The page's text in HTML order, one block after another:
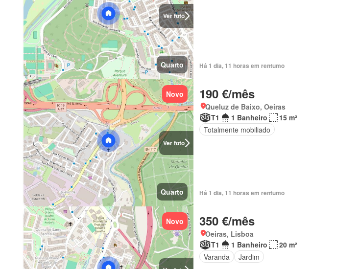
Ver foto
Quarto Há 1 dia, 11 horas em rentumo
Ver foto
Novo
Quarto
190 €/mês
Queluz de Baixo, Oeiras
T1
1 Banheiro
15 m²
Totalmente mobiliado
Há 1 dia, 11 horas em rentumo
Novo 350 €/mês
Oeiras, Lisboa
T1
1 Banheiro
20 m²
Varanda
Jardim